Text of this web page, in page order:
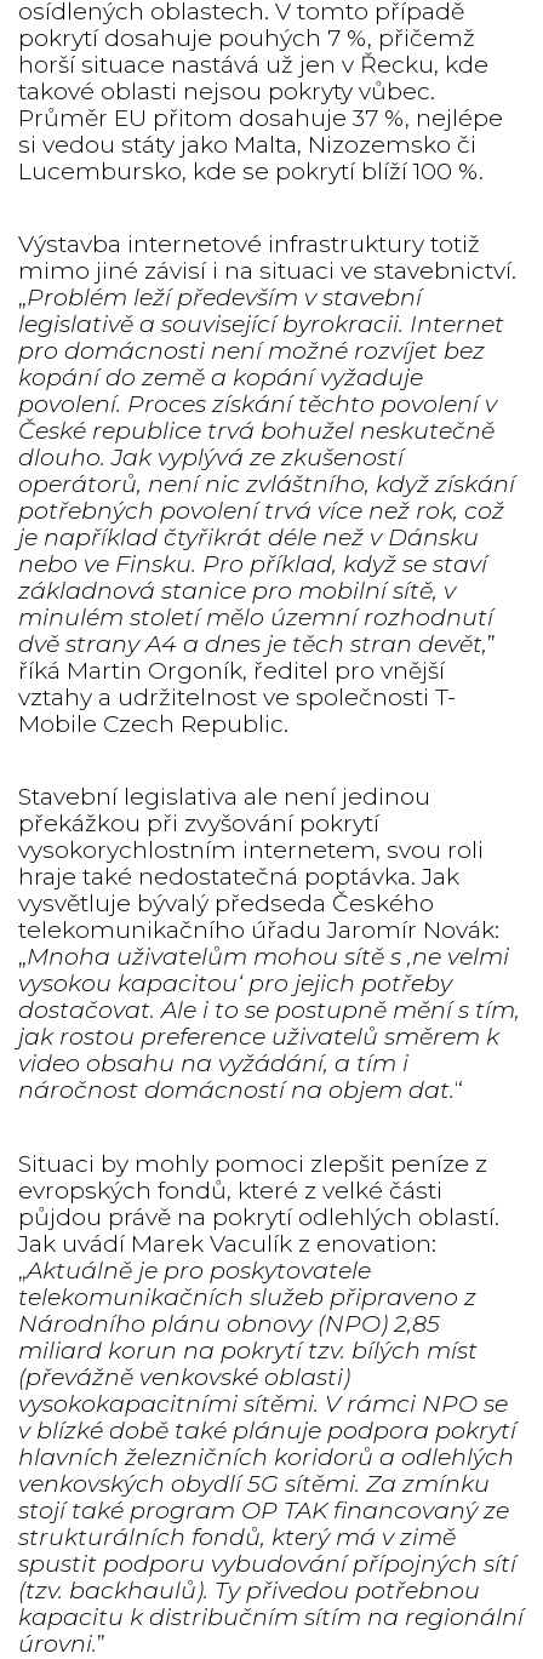
osídlených oblastech. V tomto případě
pokrytí dosahuje pouhých 7 %, přičemž
horší situace nastává už jen v Řecku, kde
takové oblasti nejsou pokryty vůbec.
Průměr EU přitom dosahuje 37 %, nejlépe
si vedou státy jako Malta, Nizozemsko či
Lucembursko, kde se pokrytí blíží 100 %.
Výstavba internetové infrastruktury totiž
mimo jiné závisí i na situaci ve stavebnictví.
„Problém leží především v stavební
legislativě a související byrokracii. Internet
pro domácnosti není možné rozvíjet bez
kopání do země a kopání vyžaduje
povolení. Proces získání těchto povolení v
České republice trvá bohužel neskutečně
dlouho. Jak vyplývá ze zkušeností
operátorů, není nic zvláštního, když získání
potřebných povolení trvá více než rok, což
je například čtyřikrát déle než v Dánsku
nebo ve Finsku. Pro příklad, když se staví
základnová stanice pro mobilní sítě, v
minulém století mělo územní rozhodnutí
dvě strany A4 a dnes je těch stran devět,”
říká Martin Orgoník, ředitel pro vnější
vztahy a udržitelnost ve společnosti T-
Mobile Czech Republic.
Stavební legislativa ale není jedinou
překážkou při zvyšování pokrytí
vysokorychlostním internetem, svou roli
hraje také nedostatečná poptávka. Jak
vysvětluje bývalý předseda Českého
telekomunikačního úřadu Jaromír Novák:
„Mnoha uživatelům mohou sítě s ‚ne velmi
vysokou kapacitou‘ pro jejich potřeby
dostačovat. Ale i to se postupně mění s tím,
jak rostou preference uživatelů směrem k
video obsahu na vyžádání, a tím i
náročnost domácností na objem dat.“
Situaci by mohly pomoci zlepšit peníze z
evropských fondů, které z velké části
půjdou právě na pokrytí odlehlých oblastí.
Jak uvádí Marek Vaculík z enovation:
„Aktuálně je pro poskytovatele
telekomunikačních služeb připraveno z
Národního plánu obnovy (NPO) 2,85
miliard korun na pokrytí tzv. bílých míst
(převážně venkovské oblasti)
vysokokapacitními sítěmi. V rámci NPO se
v blízké době také plánuje podpora pokrytí
hlavních železničních koridorů a odlehlých
venkovských obydlí 5G sítěmi. Za zmínku
stojí také program OP TAK financovaný ze
strukturálních fondů, který má v zimě
spustit podporu vybudování přípojných sítí
(tzv. backhaulů). Ty přivedou potřebnou
kapacitu k distribučním sítím na regionální
úrovni.”